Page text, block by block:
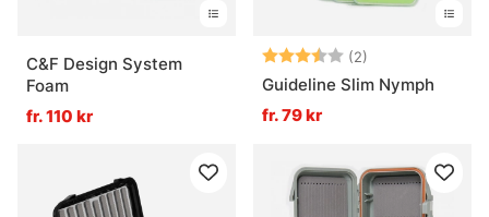
C&F Design System
Foam
fr. 110 kr
Betyg: (2)
Guideline Slim Nymph
fr. 79 kr